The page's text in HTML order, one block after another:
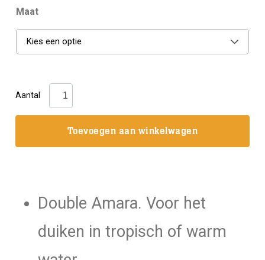
Maat
Kies een optie
Aantal
Bäre:
Tropic
aantal
Toevoegen aan winkelwagen
Double Amara. Voor het
duiken in tropisch of warm